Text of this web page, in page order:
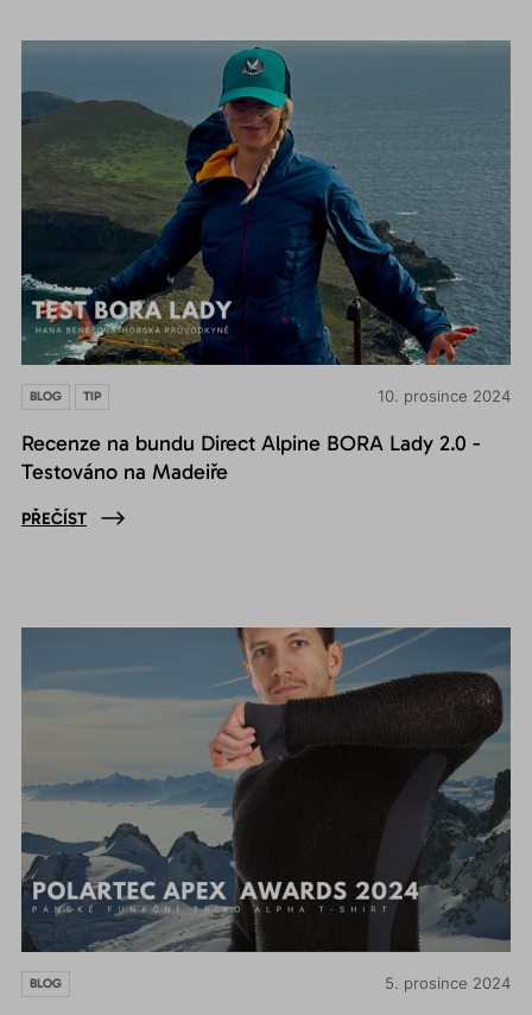
10. prosince 2024
BLOG TIP
Recenze na bundu Direct Alpine BORA Lady 2.0 -
Testováno na Madeiře
PŘEČÍST
5. prosince 2024
BLOG